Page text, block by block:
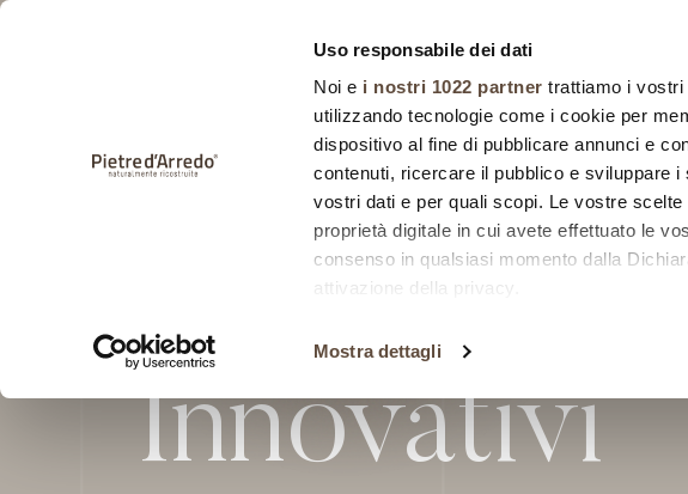
Uso responsabile dei dati
Noi e i nostri 1022 partner trattiamo i vostri
utilizzando tecnologie come i cookie per
dispositivo al fine di pubblicare annunci e
contenuti, ricercare il pubblico e sviluppare
vostri dati e per quali scopi. Le vostre
proprietà digitale in cui avete effettuato le
consenso in qualsiasi momento dalla
attivazione della privacy.
Con il tuo consenso, vorremmo anche:
metro,
Identificare il tuo dispositivo,
specifiche (impronte digitali).
Mostra dettagli
Sistemi
Innovativi